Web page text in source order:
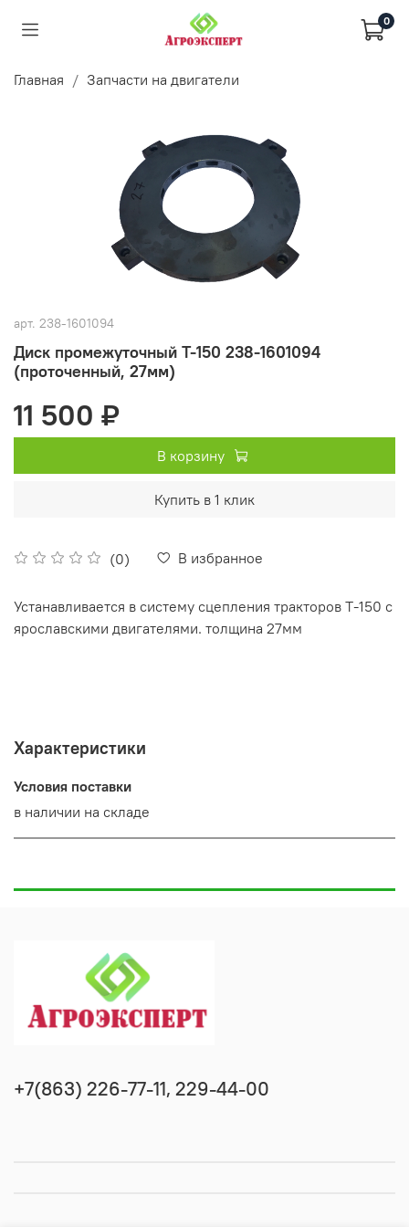
0
Главная Запчасти на двигатели
арт. 238-1601094
Диск промежуточный Т-150 238-1601094
(проточенный, 27мм)
(0) В избранное
11 500 ₽
В корзину
Купить в 1 клик
Устанавливается в систему сцепления тракторов Т-150 с
ярославскими двигателями. толщина 27мм
Характеристики
Условия поставки
в наличии на складе
+7(863) 226-77-11, 229-44-00